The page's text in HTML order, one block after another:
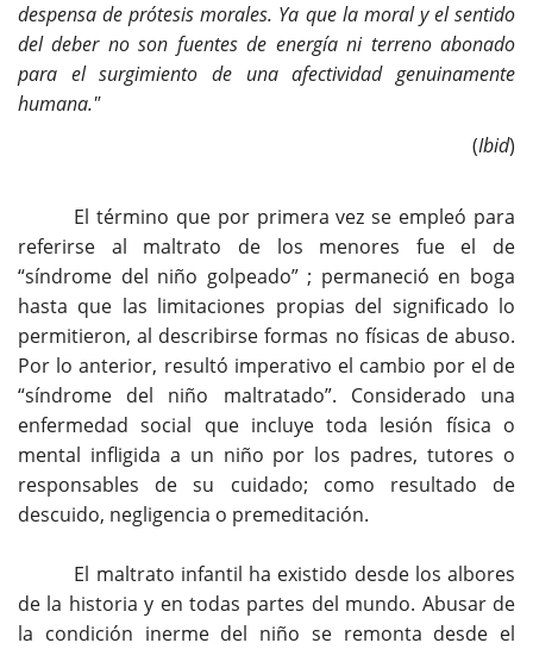
despensa de prótesis morales. Ya que la moral y el sentido
del deber no son fuentes de energía ni terreno abonado
para el surgimiento de una afectividad genuinamente
humana."
(Ibid)
El término que por primera vez se empleó para
referirse al maltrato de los menores fue el de
“síndrome del niño golpeado” ; permaneció en boga
hasta que las limitaciones propias del significado lo
permitieron, al describirse formas no físicas de abuso.
Por lo anterior, resultó imperativo el cambio por el de
“síndrome del niño maltratado”. Considerado una
enfermedad social que incluye toda lesión física o
mental infligida a un niño por los padres, tutores o
responsables de su cuidado; como resultado de
descuido, negligencia o premeditación.
El maltrato infantil ha existido desde los albores
de la historia y en todas partes del mundo. Abusar de
la condición inerme del niño se remonta desde el